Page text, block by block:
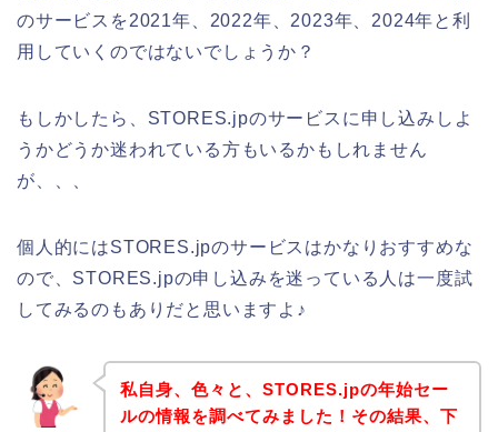
のサービスを2021年、2022年、2023年、2024年と利
用していくのではないでしょうか？
もしかしたら、STORES.jpのサービスに申し込みしよ
うかどうか迷われている方もいるかもしれません
が、、、
個人的にはSTORES.jpのサービスはかなりおすすめな
ので、STORES.jpの申し込みを迷っている人は一度試
してみるのもありだと思いますよ♪
私自身、色々と、STORES.jpの年始セー
ルの情報を調べてみました！その結果、下